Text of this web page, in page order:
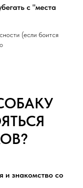
с "места
(если боится
и знакомство со